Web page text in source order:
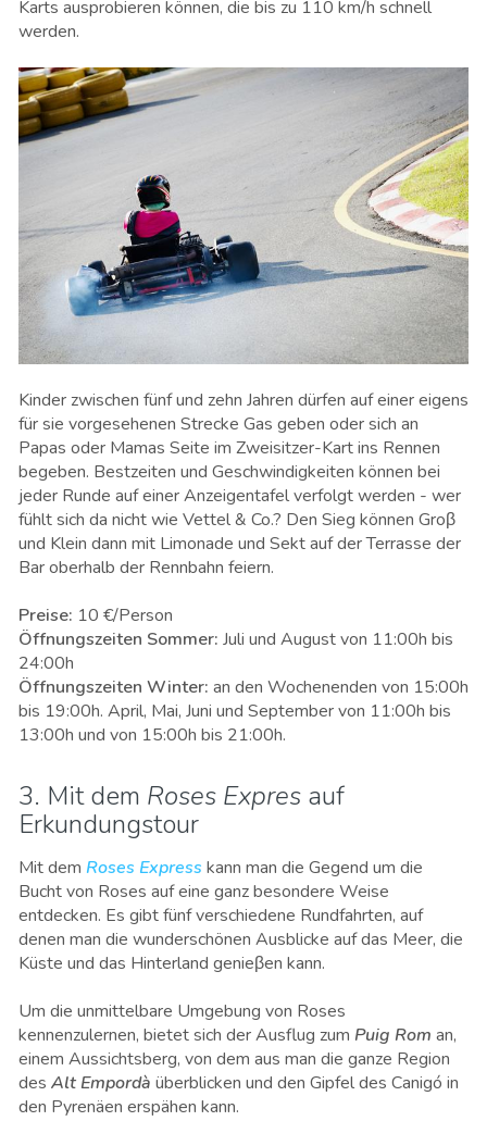
Karts ausprobieren können, die bis zu 110 km/h schnell
werden.
Kinder zwischen fünf und zehn Jahren dürfen auf einer eigens
für sie vorgesehenen Strecke Gas geben oder sich an
Papas oder Mamas Seite im Zweisitzer-Kart ins Rennen
begeben. Bestzeiten und Geschwindigkeiten können bei
jeder Runde auf einer Anzeigentafel verfolgt werden - wer
fühlt sich da nicht wie Vettel & Co.? Den Sieg können Groβ
und Klein dann mit Limonade und Sekt auf der Terrasse der
Bar oberhalb der Rennbahn feiern.
Preise: 10 €/Person
Öffnungszeiten Sommer: Juli und August von 11:00h bis
24:00h
Öffnungszeiten Winter: an den Wochenenden von 15:00h
bis 19:00h. April, Mai, Juni und September von 11:00h bis
13:00h und von 15:00h bis 21:00h.
3. Mit dem Roses Expres auf
Erkundungstour
Mit dem Roses Express kann man die Gegend um die
Bucht von Roses auf eine ganz besondere Weise
entdecken. Es gibt fünf verschiedene Rundfahrten, auf
denen man die wunderschönen Ausblicke auf das Meer, die
Küste und das Hinterland genieβen kann.
Um die unmittelbare Umgebung von Roses
kennenzulernen, bietet sich der Ausflug zum Puig Rom an,
einem Aussichtsberg, von dem aus man die ganze Region
des Alt Empordà überblicken und den Gipfel des Canigó in
den Pyrenäen erspähen kann.